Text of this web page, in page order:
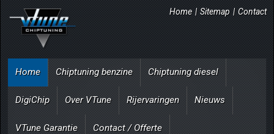
Home | Sitemap | Contact
Home Chiptuning benzine Chiptuning diesel
DigiChip Over VTune Rijervaringen Nieuws
VTune Garantie Contact / Offerte